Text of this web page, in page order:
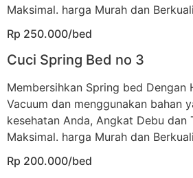
Maksimal. harga Murah dan
Rp 250.000/bed
Cuci Spring Bed no 3
Membersihkan Spring bed Dengan
Vacuum dan menggunakan bahan
kesehatan Anda, Angkat Debu dan
Maksimal. harga Murah dan
Rp 200.000/bed